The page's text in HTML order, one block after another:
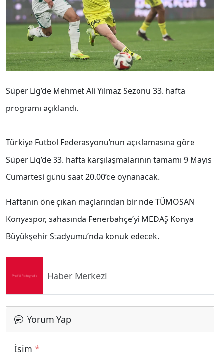
Süper Lig’de Mehmet Ali Yılmaz Sezonu 33. hafta
programı açıklandı.
Türkiye Futbol Federasyonu’nun açıklamasına göre
Süper Lig’de 33. hafta karşılaşmalarının tamamı 9 Mayıs
Cumartesi günü saat 20.00’de oynanacak.
Haftanın öne çıkan maçlarından birindeTÜMOSAN
Konyaspor, sahasında Fenerbahçe’yi MEDAŞ Konya
Büyükşehir Stadyumu’nda konuk edecek.
Haber Merkezi
Yorum Yap
İsim *